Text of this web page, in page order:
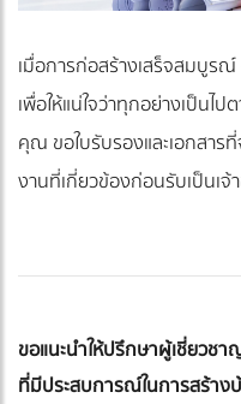
เมื่อการก่อสร้างเสร็จสมบูร
เพื่อให้แน่ใจว่าทุกอย่างเป็นไ
คุณ ขอใบรับรองและเอกสาร
งานที่เกี่ยวข้องก่อนรับเป็นเจ้
ขอแนะนำให้ปรึกษาผู้เชี่ยวช
ที่มีประสบการณ์ในการสร้างบ้